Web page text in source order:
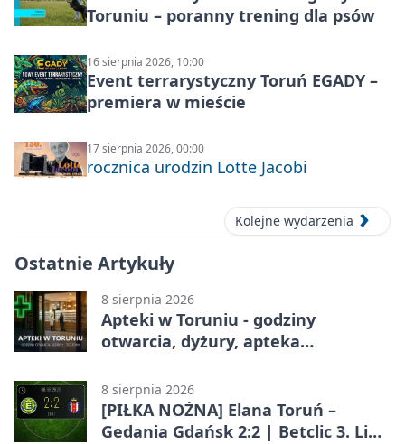
Toruniu – poranny trening dla psów
16 sierpnia 2026, 10:00
Event terrarystyczny Toruń EGADY –
premiera w mieście
17 sierpnia 2026, 00:00
rocznica urodzin Lotte Jacobi
Kolejne wydarzenia
Ostatnie Artykuły
8 sierpnia 2026
Apteki w Toruniu - godziny
otwarcia, dyżury, apteka
8 sierpnia 2026
[PIŁKA NOŻNA] Elana Toruń –
Gedania Gdańsk 2:2 | Betclic 3. Liga